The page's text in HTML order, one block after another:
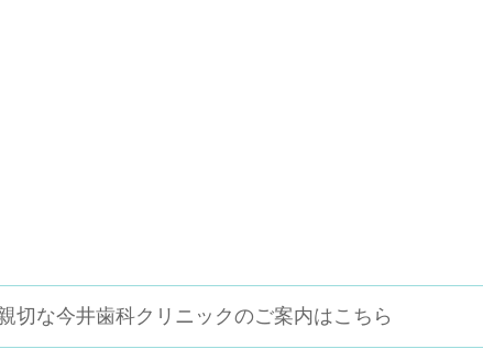
切な今井歯科クリニックのご案内はこちら